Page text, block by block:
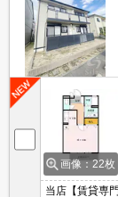
画像：22枚
当店【賃貸専